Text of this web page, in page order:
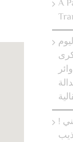
A
! بيـــان 8 مــاي، اليوم الوطني